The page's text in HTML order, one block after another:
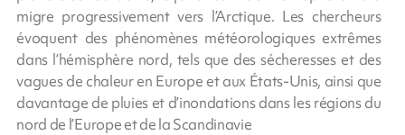
migre progressivement vers l’Arctique. Les chercheurs
évoquent des phénomènes météorologiques extrêmes
dans l’hémisphère nord, tels que des sécheresses et des
vagues de chaleur en Europe et aux États-Unis, ainsi que
davantage de pluies et d’inondations dans les régions du
nord de l’Europe et de la Scandinavie